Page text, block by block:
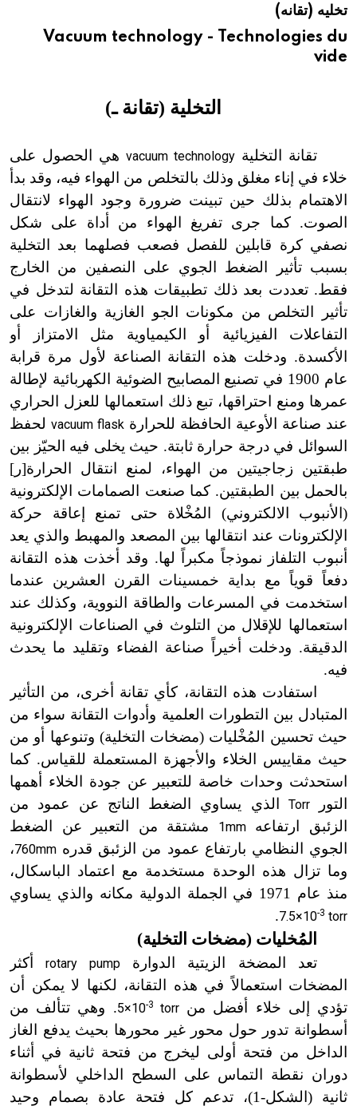
هيئة الموسوعة العربية تطلق موسوعات جديدة في عام 2026تخليه (تقانه)
Vacuum technology - Technologies du
vide
التخلية (تقانة ـ)
تقانة التخلية vacuum technologyهي الحصول على
خلاء في إناء مغلق وذلك بالتخلص من الهواء فيه، وقد بدأ
الاهتمام بذلك حين تبينت ضرورة وجود الهواء لانتقال
الصوت. كما جرى تفريغ الهواء من أداة على شكل
نصفي كرة قابلين للفصل فصعب فصلهما بعد التخلية
بسبب تأثير الضغط الجوي على النصفين من الخارج
فقط. تعددت بعد ذلك تطبيقات هذه التقانة لتدخل في
تأثير التخلص من مكونات الجو الغازية والغازات على
التفاعلات الفيزيائية أو الكيمياوية مثل الامتزاز أو
الأكسدة. ودخلت هذه التقانة الصناعة لأول مرة قرابة
عام 1900 في تصنيع المصابيح الضوئية الكهربائية لإطالة
عمرها ومنع احتراقها، تبع ذلك استعمالها للعزل الحراري
عند صناعة الأوعية الحافظة للحرارة vacuum flask لحفظ
السوائل في درجة حرارة ثابتة. حيث يخلى فيه الحيّز بين
طبقتين زجاجيتين من الهواء، لمنع انتقال الحرارة[ر]
بالحمل بين الطبقتين. كما صنعت الصمامات الإلكترونية
(الأنبوب الالكتروني) المُخْلاة حتى تمنع إعاقة حركة
الإلكترونات عند انتقالها بين المصعد والمهبط والذي يعد
أنبوب التلفاز نموذجاً مكبراً لها. وقد أخذت هذه التقانة
دفعاً قوياً مع بداية خمسينات القرن العشرين عندما
استخدمت في المسرعات والطاقة النووية، وكذلك عند
استعمالها للإقلال من التلوث في الصناعات الإلكترونية
الدقيقة. ودخلت أخيراً صناعة الفضاء وتقليد ما يحدث
فيه.
استفادت هذه التقانة، كأي تقانة أخرى، من التأثير
المتبادل بين التطورات العلمية وأدوات التقانة سواء من
حيث تحسين المُخْليات (مضخات التخلية) وتنوعها أو من
حيث مقاييس الخلاء والأجهزة المستعملة للقياس. كما
استحدثت وحدات خاصة للتعبير عن جودة الخلاء أهمها
التورTorr الذي يساوي الضغط الناتج عن عمود من
الزئبق ارتفاعه1mm
مشتقة من التعبير عن الضغط
الجوي النظامي بارتفاع عمود من الزئبق قدره 760mm،
وما تزال هذه الوحدة مستخدمة مع اعتماد الباسكال،
منذ عام 1971 في الجملة الدولية مكانه والذي يساوي
7.5×10-3 torr
.
المُخليات (مضخات التخلية)
تعد المضخة الزيتية الدوارةrotary pumpأكثر
المضخات استعمالاً في هذه التقانة، لكنها لا يمكن أن
تؤدي إلى خلاء أفضل من
5×10-3 torr
. وهي تتألف من
أسطوانة تدور حول محور غير محورها بحيث يدفع الغاز
الداخل من فتحة أولى ليخرج من فتحة ثانية في أثناء
دوران نقطة التماس على السطح الداخلي لأسطوانة
ثانية (الشكل- 1)، تدعم كل فتحة عادة بصمام وحيد